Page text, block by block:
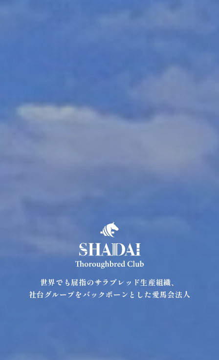
世界でも屈指のサラブレッド生産組織、
社台グループをバックボーンとした愛馬会法人